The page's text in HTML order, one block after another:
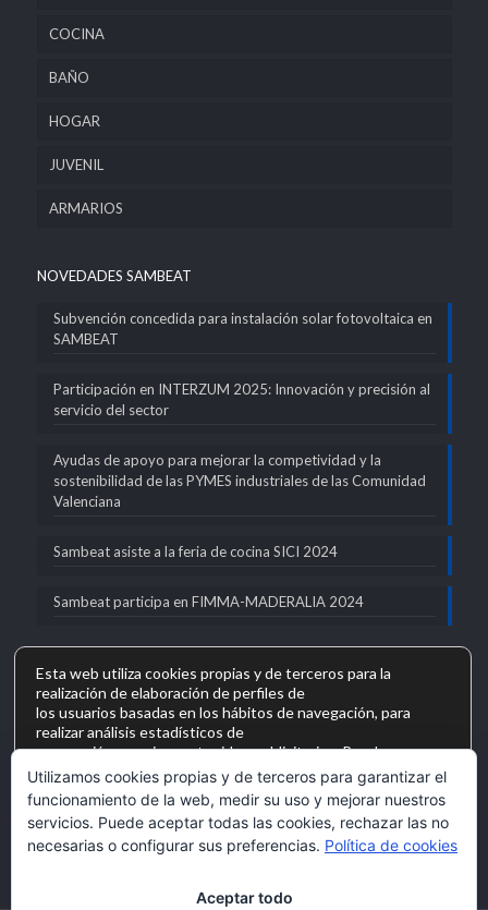
COCINA
BAÑO
HOGAR
JUVENIL
ARMARIOS
NOVEDADES SAMBEAT
Subvención concedida para instalación solar fotovoltaica en
SAMBEAT
Participación en INTERZUM 2025: Innovación y precisión al
servicio del sector
Ayudas de apoyo para mejorar la competividad y la
sostenibilidad de las PYMES industriales de las Comunidad
Valenciana
Sambeat asiste a la feria de cocina SICI 2024
Sambeat participa en FIMMA-MADERALIA 2024
SAMBEAT SOCIEDAD COOPERATIVA VALENCIANA en el marco del
Programa de Iniciación a la Exportación ICEX Next, ha contado con el apoyo
este apoyo es contribuir al desarrollo internacional de la empresa y de su
entorno.
Esta web utiliza cookies propias y de terceros para la
realización de elaboración de perfiles de
los usuarios basadas en los hábitos de navegación, para
realizar análisis estadísticos de
navegación y enviar contenidos publicitarios. Puede
aceptarlas todas, rechazarlas todas o
personalizar las cookies que acepta y las que no, según sus
finalidades, en el botón
“configuración de cookies”. Las cookies técnicas y las de
personalización no se pueden rechazar
cualquier momento puede volver a
Utilizamos cookies propias y de terceros para garantizar el
funcionamiento de la web, medir su uso y mejorar nuestros
servicios. Puede aceptar todas las cookies, rechazar las no
necesarias o configurar sus preferencias. Política de cookies
Aceptar todo